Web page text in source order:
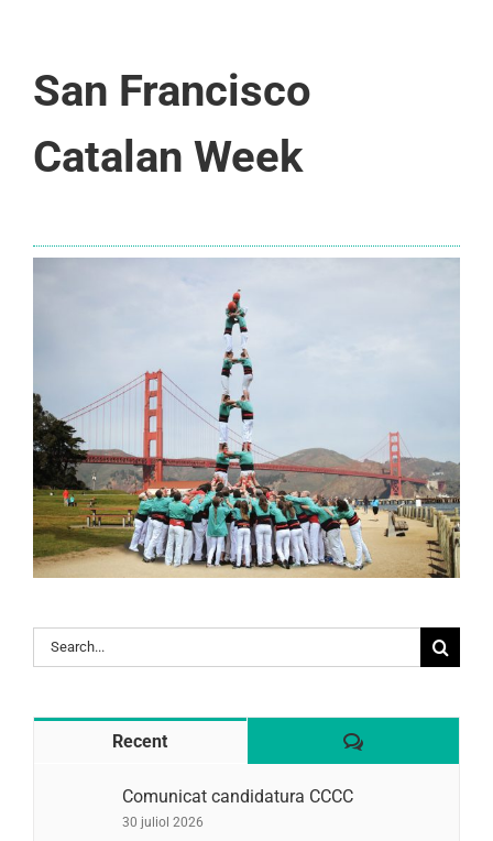
San Francisco
Catalan Week
Search
for:
Recent Comentaris
Comunicat candidatura CCCC
30 juliol 2026